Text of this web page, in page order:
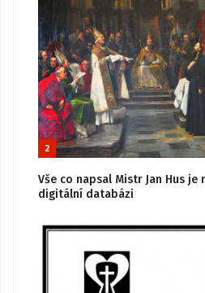
2
Vše co napsal Mistr Jan Hus je
digitální databázi